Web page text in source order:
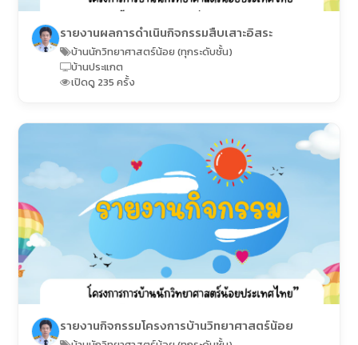
รายงานผลการดำเนินกิจกรรมสืบเสาะอิสระ
บ้านนักวิทยาศาสตร์น้อย (ทุกระดับชั้น)
บ้านประแกต
เปิดดู 235 ครั้ง
รายงานกิจกรรมโครงการบ้านวิทยาศาสตร์น้อย